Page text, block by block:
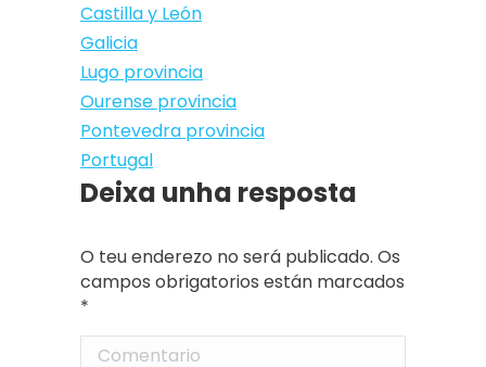
Castilla y León
Galicia
Lugo provincia
Ourense provincia
Pontevedra provincia
Portugal
Deixa unha resposta
O teu enderezo no será publicado. Os
campos obrigatorios están marcados
*
Comentario